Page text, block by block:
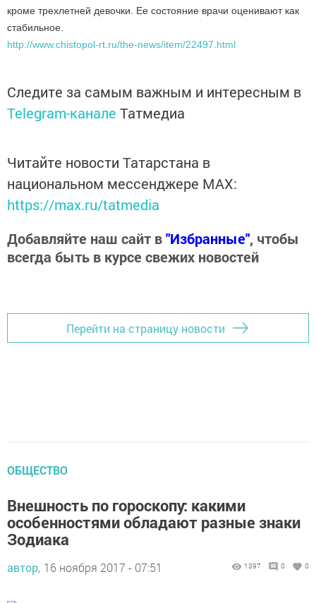
кроме трехлетней девочки. Ее состояние врачи оценивают как
стабильное.
http://www.chistopol-rt.ru/the-news/item/22497.html
Следите за самым важным и интересным в
Telegram-канале Татмедиа
Читайте новости Татарстана в
национальном мессенджере MАХ:
https://max.ru/tatmedia
Добавляйте наш сайт в"Избранные", чтобы
всегда быть в курсе свежих новостей
Перейти на страницу новости
ОБЩЕСТВО
Внешность по гороскопу: какими
особенностями обладают разные знаки
Зодиака
автор, 16 ноября 2017 - 07:51 1397 0 0